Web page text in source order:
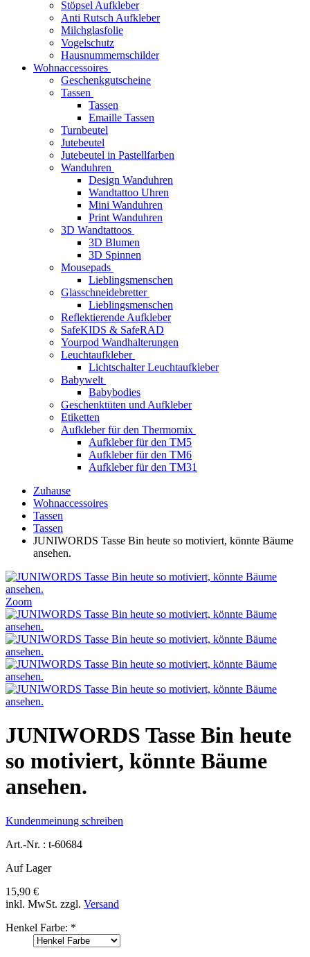
Stöpsel Aufkleber
Anti Rutsch Aufkleber
Milchglasfolie
Vogelschutz
Hausnummernschilder
Wohnaccessoires
Geschenkgutscheine
Tassen
Tassen
Emaille Tassen
Turnbeutel
Jutebeutel
Jutebeutel in Pastellfarben
Wanduhren
Design Wanduhren
Wandtattoo Uhren
Mini Wanduhren
Print Wanduhren
3D Wandtattoos
3D Blumen
3D Spinnen
Mousepads
Lieblingsmenschen
Glasschneidebretter
Lieblingsmenschen
Reflektierende Aufkleber
SafeKIDS & SafeRAD
Yourpod Wandhalterungen
Leuchtaufkleber
Lichtschalter Leuchtaufkleber
Babywelt
Babybodies
Geschenktüten und Aufkleber
Etiketten
Aufkleber für den Thermomix
Aufkleber für den TM5
Aufkleber für den TM6
Aufkleber für den TM31
Zuhause
Wohnaccessoires
Tassen
Tassen
JUNIWORDS Tasse Bin heute so motiviert, könnte Bäume
ansehen.
Zoom
JUNIWORDS Tasse Bin heute
so motiviert, könnte Bäume
ansehen.
Kundenmeinung schreiben
Art.-Nr. : t-60684
Auf Lager
15,90 €
inkl. MwSt. zzgl. Versand
Henkel Farbe: *